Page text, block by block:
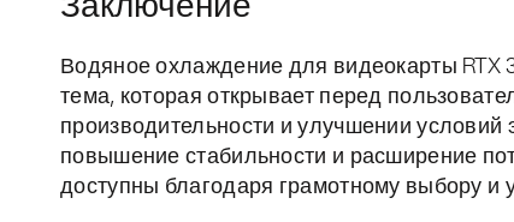
Заключение
Водяное охлаждение для видеокарты RTX
тема, которая открывает перед
производительности и улучшении
повышение стабильности и расширение
доступны благодаря грамотному выбору и